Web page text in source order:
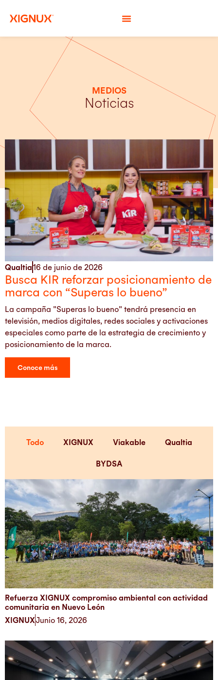
MEDIOS
Noticias
Qualtia16 de junio de 2026
Busca KIR reforzar posicionamiento de
marca con “Superas lo bueno”
La campaña "Superas lo bueno" tendrá presencia en
televisión, medios digitales, redes sociales y activaciones
especiales como parte de la estrategia de crecimiento y
posicionamiento de la marca.
Conoce más
BYDSA
Qualtia
Viakable
XIGNUX
Todo
Refuerza XIGNUX compromiso ambiental con actividad
comunitaria en Nuevo León
XIGNUXJunio 16, 2026